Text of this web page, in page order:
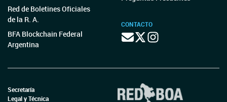
Red de Boletines Oficiales
de la R. A.
BFA Blockchain Federal
Argentina
CONTACTO
Secretaría
Legal y Técnica